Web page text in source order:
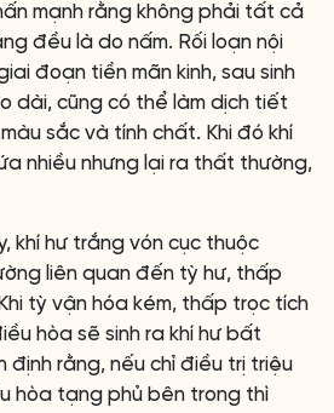
mạnh rằng không phải tất cả
đều là do nấm. Rối loạn nội
đoạn tiền mãn kinh, sau sinh
dài, cũng có thể làm dịch tiết
sắc và tính chất. Khi đó khí
nhiều nhưng lại ra thất thường,
khí hư trắng vón cục thuộc
liên quan đến tỳ hư, thấp
tỳ vận hóa kém, thấp trọc tích
hòa sẽ sinh ra khí hư bất
định rằng, nếu chỉ điều trị triệu
hòa tạng phủ bên trong thì